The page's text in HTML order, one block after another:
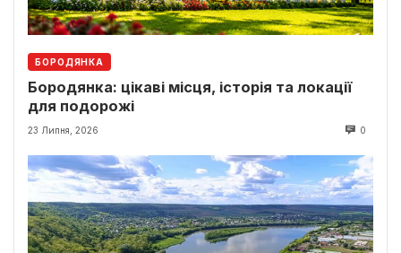
БОРОДЯНКА
Бородянка: цікаві місця, історія та локації
для подорожі
23 Липня, 2026 0